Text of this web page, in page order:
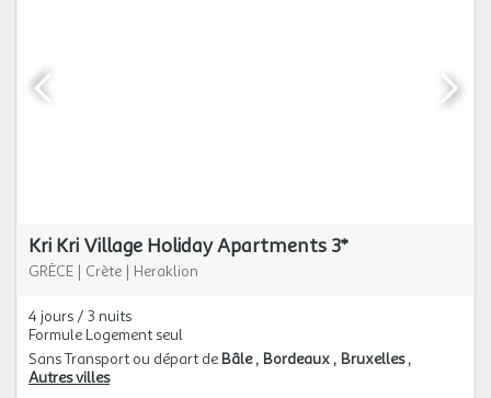
Kri Kri Village Holiday Apartments 3*
GRÈCE | Crète | Heraklion
4 jours / 3 nuits
Formule Logement seul
Sans Transport ou départ de Bâle Bordeaux
Bruxelles
Autres villes